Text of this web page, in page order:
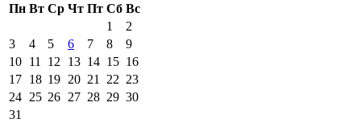
Пн Вт Ср Чт Пт Сб Вс
1
2
3
4 5 6 7 8
9
10 11 12 13 14 15 16
17 18 19 20 21 22 23
24 25 26 27 28 29 30
31